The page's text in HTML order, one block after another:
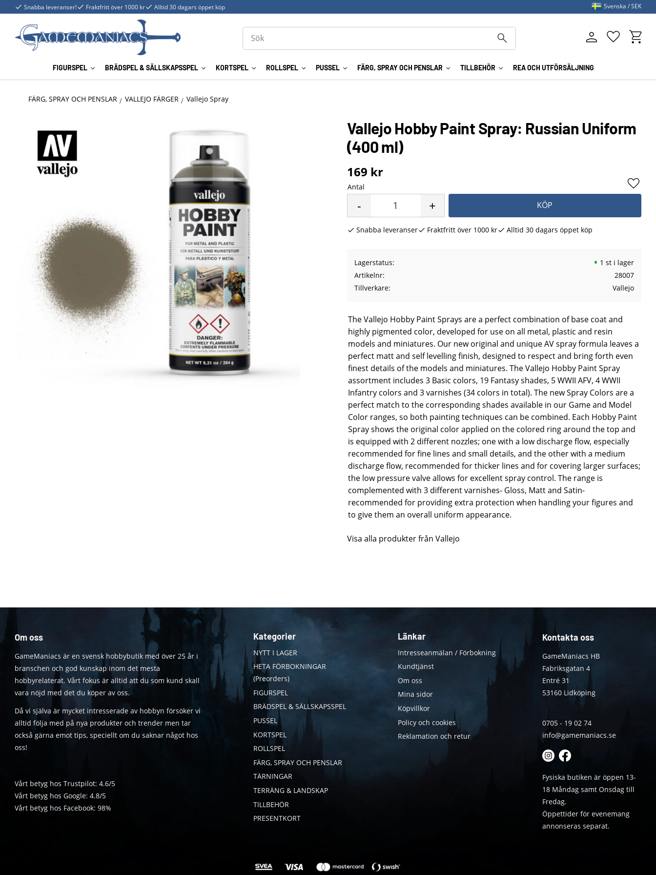
Snabba leveranser! Fraktfritt över 1000 kr Alltid 30 dagars öppet köp
FIGURSPEL BRÄDSPEL & SÄLLSKAPSSPEL KORTSPEL ROLLSPEL PUSSEL FÄRG, SPRAY OCH PENSLAR TILLBEHÖR REA OCH UTFÖRSÄLJNING
Favoriter
Svenska SEK
FÄRG, SPRAY OCH PENSLAR VALLEJO FÄRGER Vallejo Spray
Vallejo Hobby Paint Spray: Russian Uniform
(400 ml)
169 kr
Antal
+
- KÖP
Lägg
Snabba leveranser Fraktfritt över 1000 kr Alltid 30 dagars öppet köp
Lagerstatus
1 st i lager
Artikelnr
28007
Tillverkare
Vallejo
The Vallejo Hobby Paint Sprays are a perfect combination of base coat and
highly pigmented color, developed for use on all metal, plastic and resin
models and miniatures. Our new original and unique AV spray formula leaves a
perfect matt and self levelling finish, designed to respect and bring forth even
finest details of the models and miniatures. The Vallejo Hobby Paint Spray
assortment includes 3 Basic colors, 19 Fantasy shades, 5 WWII AFV, 4 WWII
Infantry colors and 3 varnishes (34 colors in total). The new Spray Colors are a
perfect match to the corresponding shades available in our Game and Model
Color ranges, so both painting techniques can be combined. Each Hobby Paint
Spray shows the original color applied on the colored ring around the top and
is equipped with 2 different nozzles; one with a low discharge flow, especially
recommended for fine lines and small details, and the other with a medium
discharge flow, recommended for thicker lines and for covering larger surfaces;
the low pressure valve allows for excellent spray control. The range is
complemented with 3 different varnishes- Gloss, Matt and Satin-
recommended for providing extra protection when handling your figures and
to give them an overall uniform appearance.
Visa alla produkter från Vallejo
Om oss
GameManiacs är en svensk hobbybutik med över 25 år i
branschen och god kunskap inom det mesta
hobbyrelaterat. Vårt fokus är alltid att du som kund skall
vara nöjd med det du köper av oss.
Då vi själva är mycket intresserade av hobbyn försöker vi
alltid följa med på nya produkter och trender men tar
också gärna emot tips, speciellt om du saknar något hos
oss!
Vårt betyg hos Trustpilot: 4.6/5
Vårt betyg hos Google: 4.8/5
Vårt betyg hos Facebook: 98%
Kategorier
NYTT I LAGER
HETA FÖRBOKNINGAR
(Preorders)
FIGURSPEL
BRÄDSPEL & SÄLLSKAPSSPEL
PUSSEL
KORTSPEL
ROLLSPEL
FÄRG, SPRAY OCH PENSLAR
TÄRNINGAR
TERRÄNG & LANDSKAP
TILLBEHÖR
PRESENTKORT
Länkar
Intresseanmälan / Förbokning
Kundtjänst
Om oss
Mina sidor
Köpvillkor
Policy och cookies
Reklamation och retur
Kontakta oss
GameManiacs HB
Fabriksgatan 4
Entré 31
53160 Lidköping
0705 - 19 02 74
info@gamemaniacs.se
Fysiska butiken är öppen 13-
18 Måndag samt Onsdag till
Fredag.
Öppettider för evenemang
annonseras separat.